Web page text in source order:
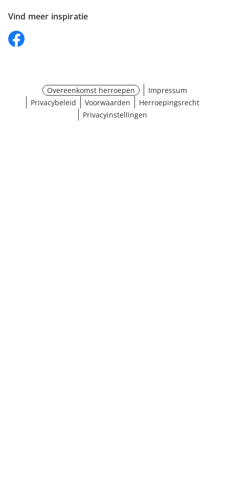
Vind meer inspiratie
Overeenkomst herroepen
Impressum
Privacybeleid
Voorwaarden
Herroepingsrecht
Privacyinstellingen